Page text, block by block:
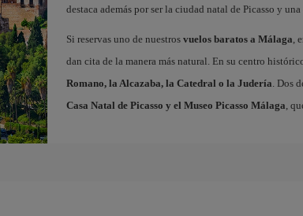
destaca además por ser la ciudad natal de Picasso y
Si reservas uno de nuestros vuelos baratos a Málaga ,
dan cita de la manera más natural. En su centro
Romano, la Alcazaba, la Catedral o la Judería . Dos
Casa Natal de Picasso y el Museo Picasso Málaga ,